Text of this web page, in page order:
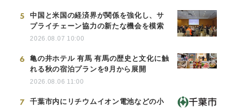
5
中国と米国の経済界が関係を強化し、サ
プライチェーン協力の新たな機会を模索
2026.08.07 10:00
6
亀の井ホテル 有馬 有馬の歴史と文化に触
れる秋の宿泊プランを9月から展開
2026.08.06 11:00
7
千葉市内にリチウムイオン電池などの小